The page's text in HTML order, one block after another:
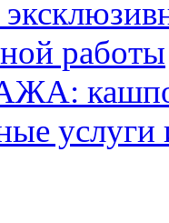
работы
кашпо
услуги